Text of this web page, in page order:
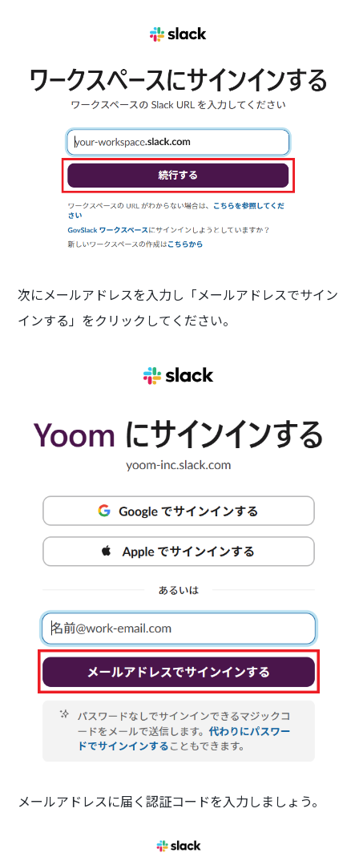
次にメールアドレスを入力し「メールアドレスでサイン
インする」をクリックしてください。
メールアドレスに届く認証コードを入力しましょう。